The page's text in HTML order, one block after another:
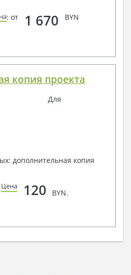
: от 1 670 BYN
копия проекта
Для
дополнительная копия
Цена 120 BYN.